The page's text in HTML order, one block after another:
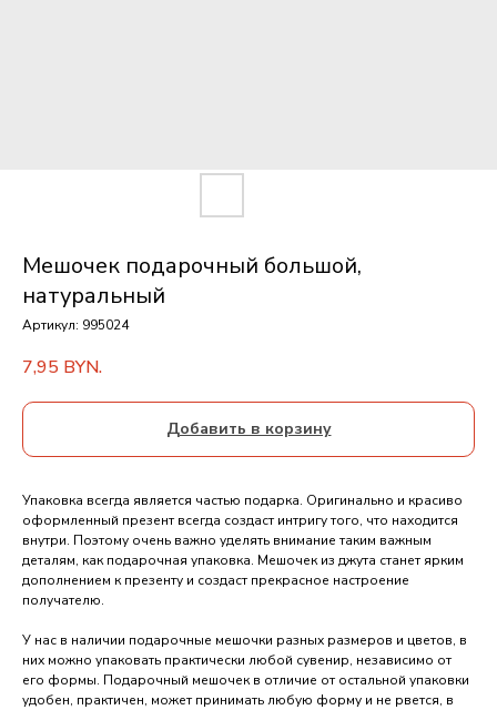
Мешочек подарочный большой,
натуральный
Артикул: 995024
7,95 BYN.
Добавить в корзину
Упаковка всегда является частью подарка. Оригинально и красиво
оформленный презент всегда создаст интригу того, что находится
внутри. Поэтому очень важно уделять внимание таким важным
деталям, как подарочная упаковка. Мешочек из джута станет ярким
дополнением к презенту и создаст прекрасное настроение
получателю.
У нас в наличии подарочные мешочки разных размеров и цветов, в
них можно упаковать практически любой сувенир, независимо от
его формы. Подарочный мешочек в отличие от остальной упаковки
удобен, практичен, может принимать любую форму и не рвется, в